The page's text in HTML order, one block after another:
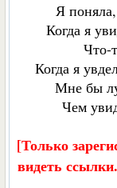
Я
Когда я
Что-
Когда я
Мне бы
Чем
[Только
видеть ссылки.